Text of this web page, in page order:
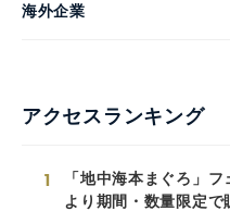
海外企業
アクセスランキング
1
「地中海本まぐろ」フ
より期間・数量限定で